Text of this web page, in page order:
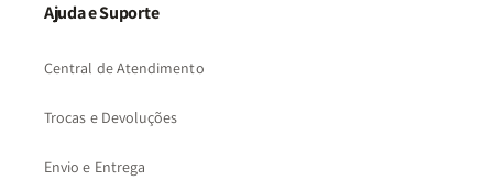
Ajuda e Suporte
Central de Atendimento
Trocas e Devoluções
Envio e Entrega